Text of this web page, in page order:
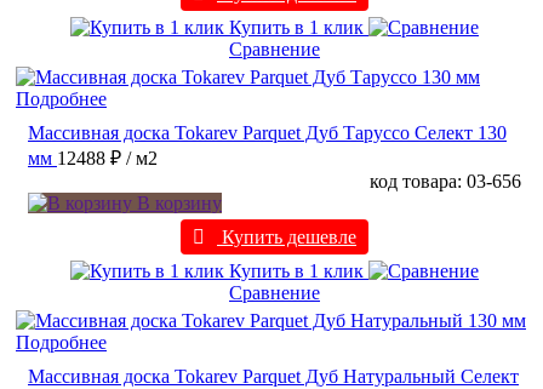
Купить в 1 клик
Сравнение
Подробнее
Массивная доска Tokarev Parquet Дуб Таруссо Селект 130
мм 12488 ₽ / м2
код товара: 03-656
В корзину
Купить дешевле
Купить в 1 клик
Сравнение
Подробнее
Массивная доска Tokarev Parquet Дуб Натуральный Селект